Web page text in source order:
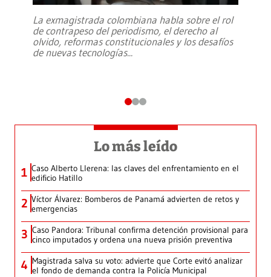
La exmagistrada colombiana habla sobre el rol
de contrapeso del periodismo, el derecho al
olvido, reformas constitucionales y los desafíos
de nuevas tecnologías...
Lo más leído
1 Caso Alberto Llerena: las claves del enfrentamiento en el
edificio Hatillo
2 Víctor Álvarez: Bomberos de Panamá advierten de retos y
emergencias
3 Caso Pandora: Tribunal confirma detención provisional para
cinco imputados y ordena una nueva prisión preventiva
4 Magistrada salva su voto: advierte que Corte evitó analizar
el fondo de demanda contra la Policía Municipal